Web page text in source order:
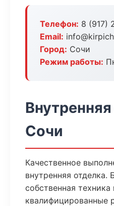
Телефон: 8 (917)
Email:
Город: Сочи
Режим работы:
Сочи
Качественное
внутренняя отделка.
собственная техника
квалифицированные